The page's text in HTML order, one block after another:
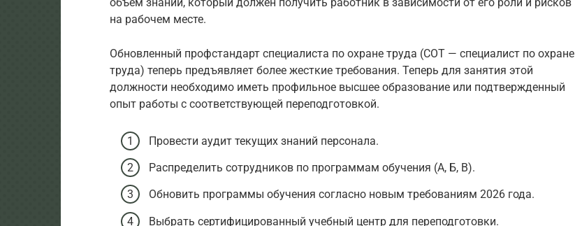
на рабочем месте.
Обновленный профстандарт специалиста по охране труда (СОТ — специалист по охране
труда) теперь предъявляет более жесткие требования. Теперь для занятия этой
должности необходимо иметь профильное высшее образование или подтвержденный
опыт работы с соответствующей переподготовкой.
Провести аудит текущих знаний персонала.
Распределить сотрудников по программам обучения (А, Б, В).
Обновить программы обучения согласно новым требованиям 2026 года.
Выбрать сертифицированный учебный центр для переподготовки.